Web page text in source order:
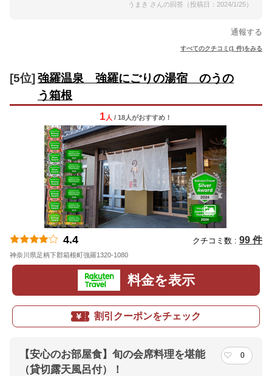
うまき さんの回答（投稿日：2024/1/25）
通報する
すべてのクチコミ(1 件)をみる
[5位] 強羅温泉 強羅にごりの湯宿 のうの
う箱根
1 人 / 18人がおすすめ！
4.4 クチコミ数 : 99 件
神奈川県足柄下郡箱根町強羅1320-1080
料金を表示
割引クーポンをチェック
【安心のお部屋食】旬の会席料理を堪能
（貸切露天風呂付）！
0